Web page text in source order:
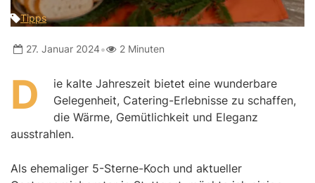
Tipps
27. Januar 2024• 2 Minuten
D
ie kalte Jahreszeit bietet eine wunderbare
Gelegenheit, Catering-Erlebnisse zu schaffen,
die Wärme, Gemütlichkeit und Eleganz
ausstrahlen.
Als ehemaliger 5-Sterne-Koch und aktueller